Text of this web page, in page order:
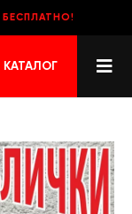
БЕСПЛАТНО!
КАТАЛОГ